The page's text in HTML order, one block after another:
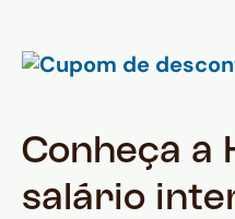
Conheça a
salário